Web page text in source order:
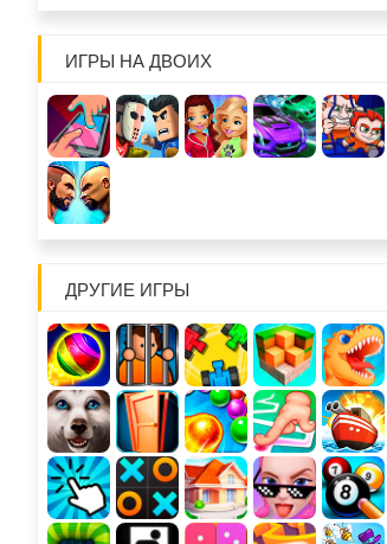
ИГРЫ НА ДВОИХ
ДРУГИЕ ИГРЫ